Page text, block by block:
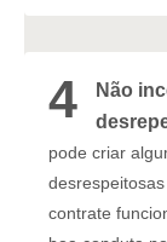
4
Não
pode criar
contrate